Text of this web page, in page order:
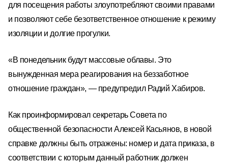
для посещения работы злоупотребляют своими правами
и позволяют себе безответственное отношение к режиму
изоляции и долгие прогулки.
«В понедельник будут массовые облавы. Это
вынужденная мера реагирования на беззаботное
отношение граждан», — предупредил Радий Хабиров.
Как проинформировал секретарь Совета по
общественной безопасности Алексей Касьянов, в новой
справке должны быть отражены: номер и дата приказа, в
соответствии с которым данный работник должен